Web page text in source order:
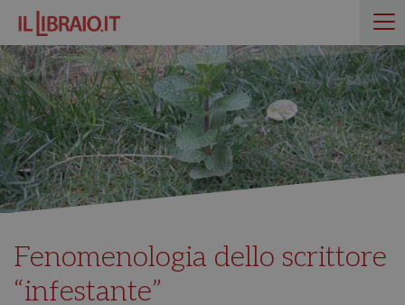
Fenomenologia dello scrittore
“infestante”